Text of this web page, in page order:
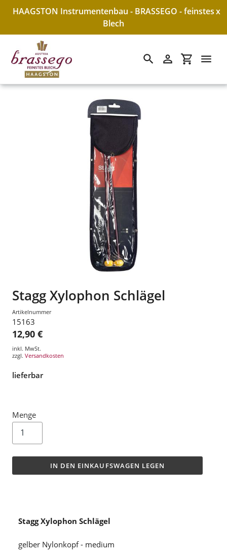
Direkt
HAAGSTON Instrumentenbau - BRASSEGO - feinstes
Blech
x
SuchenEinloggen
Stagg Xylophon Schlägel
Artikelnummer
15163
12,90 €
inkl. MwSt.
zzgl. Versandkosten
lieferbar
Menge
IN DEN EINKAUFSWAGEN LEGEN
Stagg Xylophon Schlägel
gelber Nylonkopf - medium